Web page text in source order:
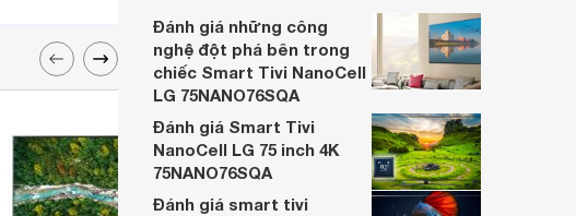
thước 75 inch, cùng công nghệ NanoCell
4K tiên tiến, chiếc tivi này hứa hẹn sẽ
mang đến cho bạn những hình ảnh sắc nét,
màu sắc chân thật.
Đánh giá những công
nghệ đột phá bên trong
chiếc Smart Tivi NanoCell
LG 75NANO76SQA
Đánh giá Smart Tivi
NanoCell LG 75 inch 4K
75NANO76SQA
Đánh giá smart tivi